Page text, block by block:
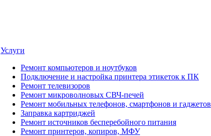
Услуги
Ремонт компьютеров и ноутбуков
Подключение и настройка принтера этикеток к ПК
Ремонт телевизоров
Ремонт микроволновых СВЧ-печей
Ремонт мобильных телефонов, смартфонов и гаджетов
Заправка картриджей
Ремонт источников бесперебойного питания
Ремонт принтеров, копиров, МФУ